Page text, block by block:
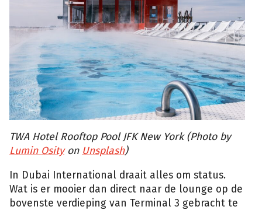
TWA Hotel Rooftop Pool JFK New York (Photo by
Lumin Osityon Unsplash)
In Dubai International draait alles om status.
Wat is er mooier dan direct naar de lounge op de
bovenste verdieping van Terminal 3 gebracht te